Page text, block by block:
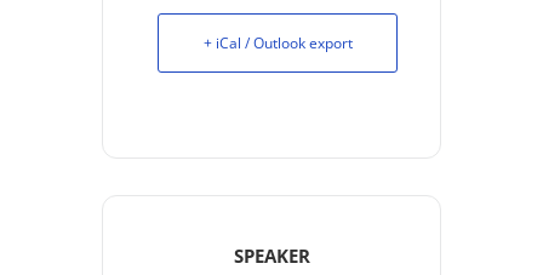
+ iCal / Outlook export
SPEAKER